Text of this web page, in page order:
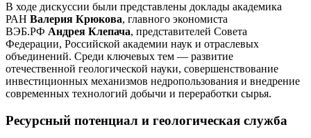
В ходе дискуссии были представлены доклады академика
РАН Валерия Крюкова, главного экономиста
ВЭБ.РФ Андрея Клепача, представителей Совета
Федерации, Российской академии наук и отраслевых
объединений. Среди ключевых тем — развитие
отечественной геологической науки, совершенствование
инвестиционных механизмов недропользования и внедрение
современных технологий добычи и переработки сырья.
Ресурсный потенциал и геологическая служба